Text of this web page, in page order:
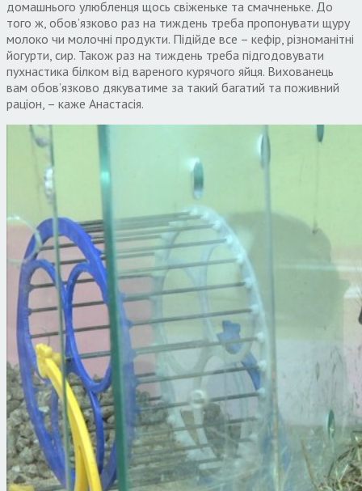
домашнього улюбленця щось свіженьке та смачненьке. До
того ж, обов’язково раз на тиждень треба пропонувати щуру
молоко чи молочні продукти. Підійде все – кефір, різноманітні
йогурти, сир. Також раз на тиждень треба підгодовувати
пухнастика білком від вареного курячого яйця. Вихованець
вам обов’язково дякуватиме за такий багатий та поживний
раціон, – каже Анастасія.